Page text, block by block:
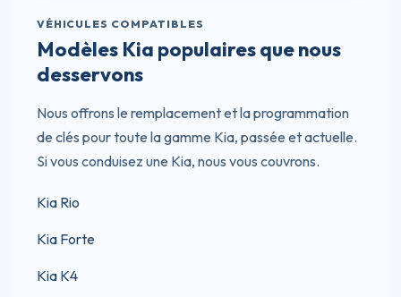
VÉHICULES COMPATIBLES
Modèles Kia populaires que nous
desservons
Nous offrons le remplacement et la programmation
de clés pour toute la gamme Kia, passée et actuelle.
Si vous conduisez une Kia, nous vous couvrons.
Kia Rio
Kia Forte
Kia K4